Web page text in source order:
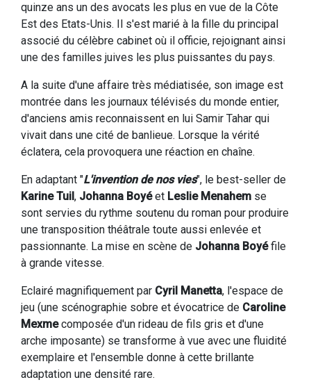
quinze ans un des avocats les plus en vue de la Côte
Est des Etats-Unis. Il s'est marié à la fille du principal
associé du célèbre cabinet où il officie, rejoignant ainsi
une des familles juives les plus puissantes du pays.
A la suite d'une affaire très médiatisée, son image est
montrée dans les journaux télévisés du monde entier,
d'anciens amis reconnaissent en lui Samir Tahar qui
vivait dans une cité de banlieue. Lorsque la vérité
éclatera, cela provoquera une réaction en chaîne.
En adaptant "L'invention de nos vies", le best-seller de
Karine Tuil, Johanna Boyéet Leslie Menahem se
sont servies du rythme soutenu du roman pour produire
une transposition théâtrale toute aussi enlevée et
passionnante. La mise en scène de Johanna Boyéfile
à grande vitesse.
Eclairé magnifiquement par Cyril Manetta, l'espace de
jeu (une scénographie sobre et évocatrice de Caroline
Mexmecomposée d'un rideau de fils gris et d'une
arche imposante) se transforme à vue avec une fluidité
exemplaire et l'ensemble donne à cette brillante
adaptation une densité rare.